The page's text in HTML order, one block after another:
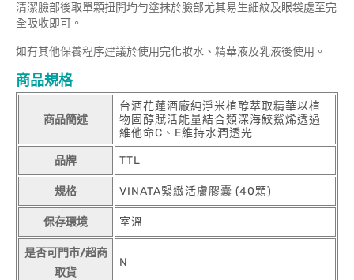
清潔臉部後取單顆扭開均勻塗抹於臉部尤其易生細紋及眼袋處至完
全吸收即可。
如有其他保養程序建議於使用完化妝水、精華液及乳液後使用。
商品規格
商品簡述
台酒花蓮酒廠純淨米植醇萃取精華以植
物固醇賦活能量結合類深海鮫鯊烯透過
維他命C、E維持水潤透光
品牌 TTL
規格 VINATA緊緻活膚膠囊 (40顆)
保存環境 室溫
是否可門市/超商
取貨
N